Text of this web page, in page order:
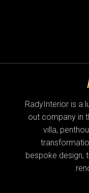
RadyInterior is a
out company in
villa,
bespoke design,